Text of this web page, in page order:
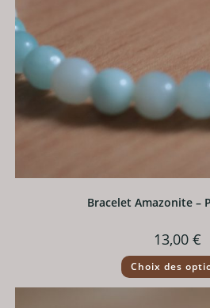
Bracelet Amazonite –
13,00 €
Choix des